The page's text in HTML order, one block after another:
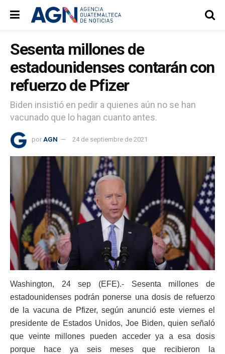
Sesenta millones de
estadounidenses contarán con
refuerzo de Pfizer
Biden insistió en pedir a quienes aún no se han
vacunado que lo hagan cuanto antes.
por AGN 24 de septiembre de 2021
Washington, 24 sep (EFE).- Sesenta millones de
estadounidenses podrán ponerse una dosis de refuerzo
de la vacuna de Pfizer, según anunció este viernes el
presidente de Estados Unidos, Joe Biden, quien señaló
que veinte millones pueden acceder ya a esa dosis
porque hace ya seis meses que recibieron la